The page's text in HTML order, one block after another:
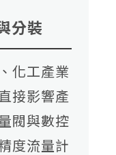
分裝
化工產業
接影響產
閥與數控
度流量計